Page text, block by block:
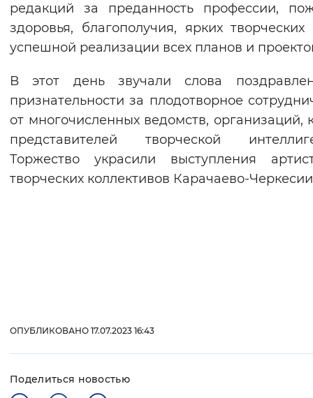
редакций за преданность профессии,
здоровья, благополучия, ярких творческих
успешной реализации всех планов и
В этот день звучали слова
признательности за плодотворное
от многочисленных ведомств, организаций,
представителей творческой
Торжество украсили выступления
творческих коллективов Карачаево-
ОПУБЛИКОВАНО 17.07.2023 16:43
Поделиться новостью